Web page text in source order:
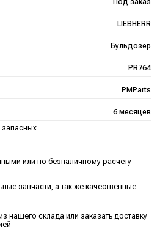
Под заказ
LIEBHERR
Бульдозер
PR764
PMParts
6 месяцев
или по безналичному расчету
запчасти, а так же качественные
нашего склада или заказать доставку